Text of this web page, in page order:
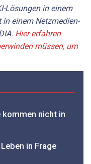
Lösungen in einem
einem Netzmedien-
Hier erfahren
müssen, um
nicht in
in Frage